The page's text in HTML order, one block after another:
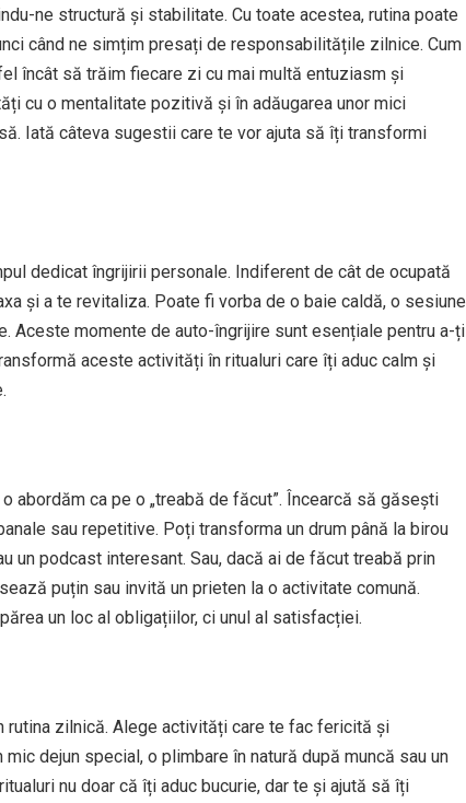
ne structură și stabilitate. Cu toate acestea, rutina poate
când ne simțim presați de responsabilitățile zilnice. Cum
încât să trăim fiecare zi cu mai multă entuziasm și
cu o mentalitate pozitivă și în adăugarea unor mici
Iată câteva sugestii care te vor ajuta să îți transformi
dedicat îngrijirii personale. Indiferent de cât de ocupată
și a te revitaliza. Poate fi vorba de o baie caldă, o sesiune
Aceste momente de auto-îngrijire sunt esențiale pentru a-ți
aceste activități în ritualuri care îți aduc calm și
abordăm ca pe o „treabă de făcut”. Încearcă să găsești
sau repetitive. Poți transforma un drum până la birou
un podcast interesant. Sau, dacă ai de făcut treabă prin
puțin sau invită un prieten la o activitate comună.
un loc al obligațiilor, ci unul al satisfacției.
rutina zilnică. Alege activități care te fac fericită și
dejun special, o plimbare în natură după muncă sau un
nu doar că îți aduc bucurie, dar te și ajută să îți